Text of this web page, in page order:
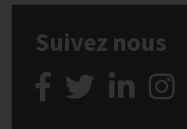
Suivez nous